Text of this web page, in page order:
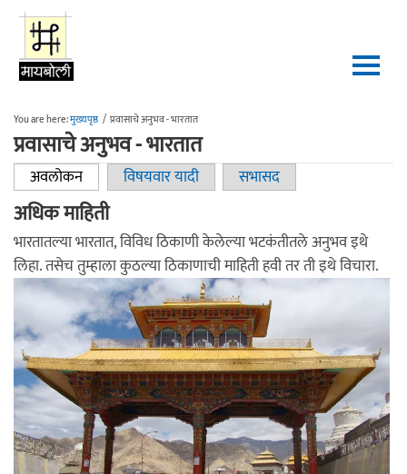
Skip to main content
You are here:मुख्यपृष्ठ / प्रवासाचे अनुभव - भारतात
प्रवासाचे अनुभव - भारतात
Primary tabs
अवलोकन(active tab)विषयवार यादी सभासद
अधिक माहिती
भारतातल्या भारतात, विविध ठिकाणी केलेल्या भटकंतीतले अनुभव इथे
लिहा. तसेच तुम्हाला कुठल्या ठिकाणाची माहिती हवी तर ती इथे विचारा.